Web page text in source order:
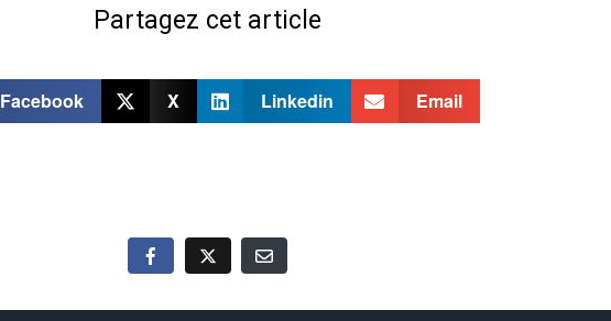
Partagez cet article
Facebook X Linkedin Email